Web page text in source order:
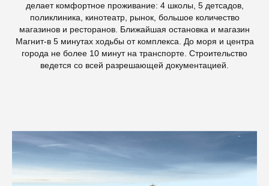
делает комфортное проживание: 4 школы, 5 детсадов,
поликлиника, кинотеатр, рынок, большое количество
магазинов и ресторанов. Ближайшая остановка и магазин
Магнит-в 5 минутах ходьбы от комплекса. До моря и центра
города не более 10 минут на транспорте. Строительство
ведется со всей разрешающей документацией.